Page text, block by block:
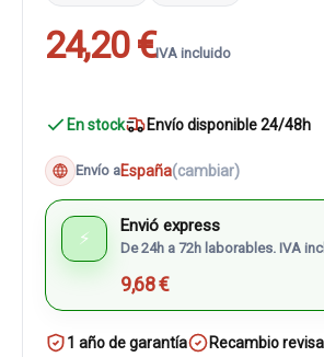
24,20 €IVA incluido
En stock Envío disponible 24/48h
Envío aEspaña(cambiar)
⚡
Envió express
De 24h a 72h laborables. IVA
9,68 €
1 año de garantía
Recambio